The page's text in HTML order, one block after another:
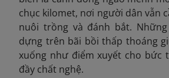
chục kilomet, nơi người dân vẫn
nuôi trồng và đánh bắt.
dựng trên bãi bồi thấp thoáng
xuống như điểm xuyết cho bức
đầy chất nghệ.